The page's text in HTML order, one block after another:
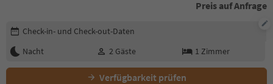
Preis auf Anfrage
Buchungsdetails bearbeiten
Check-in- und Check-out-Daten
Nacht
2 Gäste 1 Zimmer
Verfügbarkeit prüfen